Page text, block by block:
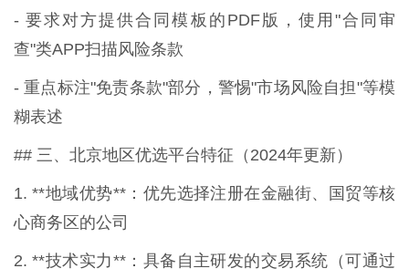
- 要求对方提供合同模板的PDF版，使用"合同审
查"类APP扫描风险条款
- 重点标注"免责条款"部分，警惕"市场风险自担"等模
糊表述
## 三、北京地区优选平台特征（2024年更新）
1. **地域优势**：优先选择注册在金融街、国贸等核
心商务区的公司
2. **技术实力**：具备自主研发的交易系统（可通过